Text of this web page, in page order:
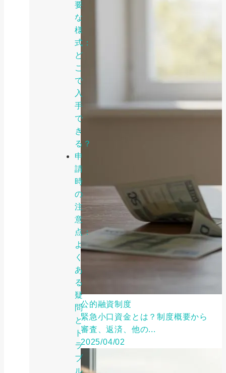
要
な
様
式：
ど
こ
で
入
手
で
き
る？
申
請
時
の
注
意
点：
よ
く
あ
る
疑
問
と
ト
ラ
ブ
ル
公的融資制度
緊急小口資金とは？制度概要から
審査、返済、他の...
2025/04/02